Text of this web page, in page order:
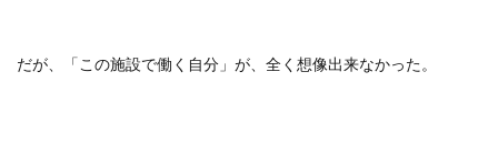
だが、「この施設で働く自分」が、全く想像出来なかった。